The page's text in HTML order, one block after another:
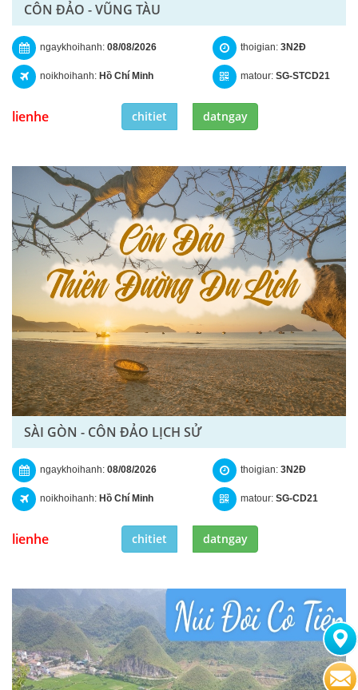
CÔN ĐẢO - VŨNG TÀU
ngaykhoihanh: 08/08/2026
noikhoihanh: Hồ Chí Minh
thoigian: 3N2Đ
matour: SG-STCD21
lienhe chitiet datngay
SÀI GÒN - CÔN ĐẢO LỊCH SỬ
ngaykhoihanh: 08/08/2026
noikhoihanh: Hồ Chí Minh
thoigian: 3N2Đ
matour: SG-CD21
lienhe chitiet datngay